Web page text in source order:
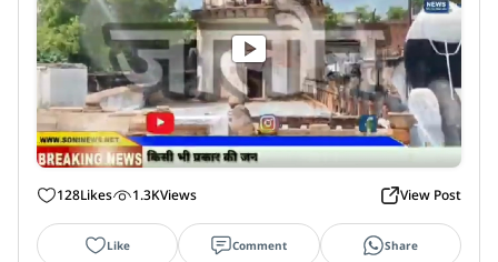
128Likes 1.3KViews View Post
Like Comment Share